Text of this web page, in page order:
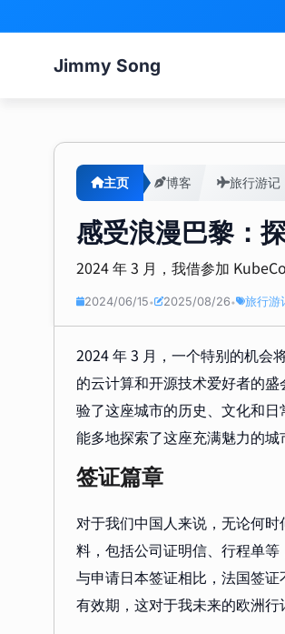
Jimmy Song
主页 博客 旅行游记
感受浪漫巴黎：
2024 年 3 月，我借参加
2024/06/15• 2025/08/26• 旅行游
2024 年 3 月，一个特别的机
的云计算和开源技术爱好者的
验了这座城市的历史、文化和
能多地探索了这座充满魅力的城
签证篇章
对于我们中国人来说，无论何
料，包括公司证明信、行程单
与申请日本签证相比，法国签
有效期，这对于我未来的欧洲行